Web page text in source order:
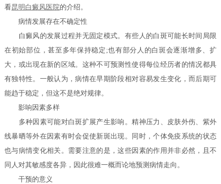
看昆明白癜风医院的介绍。
病情发展存在不确定性
白癜风的发展过程并无固定模式。有些人的白斑可能长时间局限
在初始部位，甚至多年保持稳定;也有部分人的白斑会逐渐增多、扩
大，或出现在新的区域。这种不可预测性使得每位经历者的情况都具
有独特性。一般认为，病情在早期阶段相对容易发生变化，而后期可
能趋于稳定，但这不是绝对规律。
影响因素多样
多种因素可能对白斑扩展产生影响。精神压力、皮肤外伤、紫外
线暴晒等外在因素有时会促使新斑出现。同时，个体免疫系统的状态
也与病情变化相关。需要注意的是，这些因素的作用并非必然，且不
同人对其敏感度各异，因此很难一概而论地预测病情走向。
干预的意义